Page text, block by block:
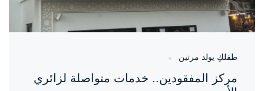
طفلكِ يولد مرتين
مركز المفقودين.. خدمات متواصلة لزائري